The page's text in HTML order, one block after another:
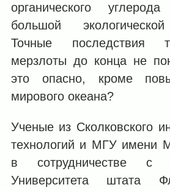
органического
большой
Точные последствия
мерзлоты до конца не
это опасно, кроме
мирового океана?
Ученые из Сколковского
технологий и МГУ имени
в сотрудничестве с
Университета штата